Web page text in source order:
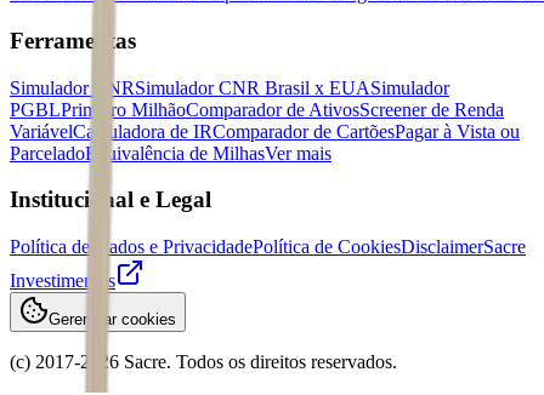
Ferramentas
Simulador CNRSimulador CNR Brasil x EUASimulador
PGBLPrimeiro MilhãoComparador de AtivosScreener de Renda
VariávelCalculadora de IRComparador de CartõesPagar à Vista ou
ParceladoEquivalência de MilhasVer mais
Institucional e Legal
Política de Dados e PrivacidadePolítica de CookiesDisclaimerSacre
Investimentos
Gerenciar cookies
(c) 2017-2026 Sacre. Todos os direitos reservados.